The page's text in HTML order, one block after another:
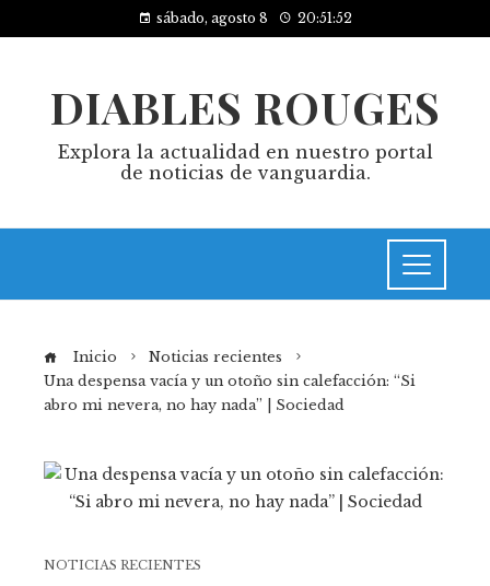
sábado, agosto 8 20:51:53
DIABLES ROUGES
Explora la actualidad en nuestro portal
de noticias de vanguardia.
Inicio
Noticias recientes
Una despensa vacía y un otoño sin calefacción: “Si
abro mi nevera, no hay nada” | Sociedad
NOTICIAS RECIENTES